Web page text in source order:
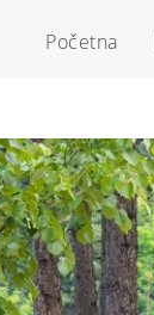
Početna